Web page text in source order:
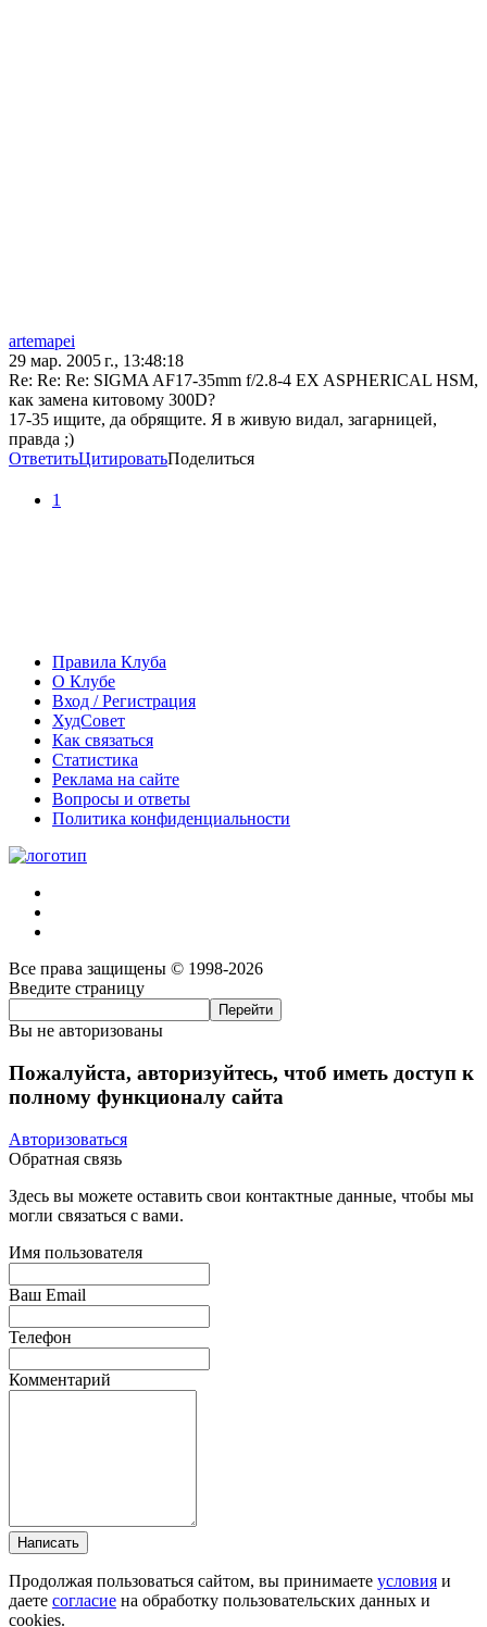
artemapei
29 мар. 2005 г., 13:48:18
Re: Re: Re: SIGMA AF17-35mm f/2.8-4 EX ASPHERICAL HSM,
как замена китовому 300D?
17-35 ищите, да обрящите. Я в живую видал, загарницей,
правда ;)
ОтветитьЦитироватьПоделиться
1
Правила Клуба
О Клубе
Вход / Регистрация
ХудСовет
Как связаться
Статистика
Реклама на сайте
Вопросы и ответы
Политика конфиденциальности
Все права защищены © 1998-2026
Введите страницу
Вы не авторизованы
Пожалуйста, авторизуйтесь, чтоб иметь доступ к
полному функционалу сайта
Авторизоваться
Обратная связь
Здесь вы можете оставить свои контактные данные, чтобы мы
могли связаться с вами.
Имя пользователя
Ваш Email
Телефон
Комментарий
Написать
Продолжая пользоваться сайтом, вы принимаете условия и
даете согласие на обработку пользовательских данных и
cookies.